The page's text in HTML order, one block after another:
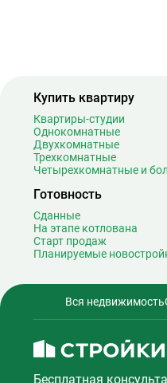
Беговая
Беломорская
Белорусская
Беляево
Бибирево
Библиотека
Битцевский парк
Борисово
Боровицкая
Ботанический
Братиславская
Бульвар
Купить квартиру
Квартиры-студии
Однокомнатные
Двухкомнатные
Трехкомнатные
Четырехкомнатные и
Готовность
Сданные
На этапе котлована
Старт продаж
Планируемые
Вся недвижимость
Бесплатная